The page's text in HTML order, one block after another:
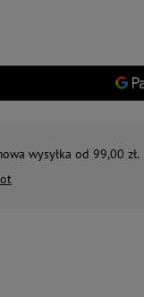
wysyłka od 99,00 zł.